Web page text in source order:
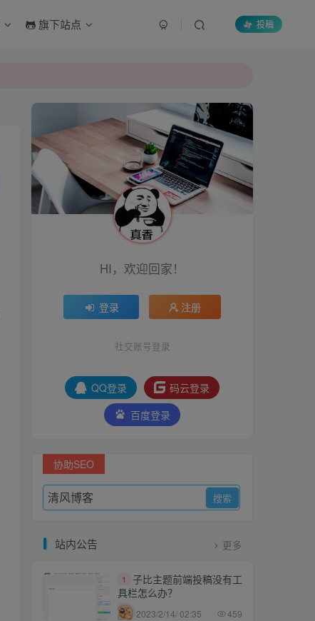
旗下站点 投稿
HI，欢迎回家！
登录 注册
社交账号登录
QQ登录
码云登录
百度登录
协助SEO
站内公告 更多
1
子比主题前端投稿没有工
具栏怎么办？
2023/2/14/ 02:35 459